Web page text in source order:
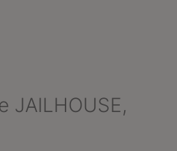
JAILHOUSE,